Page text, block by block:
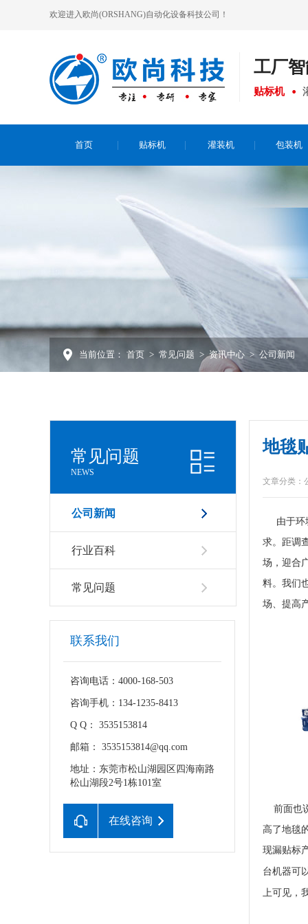
欢迎进入欧尚(ORSHANG)自动化设备科技公司！
工厂
贴标机
首页 贴标机 灌装机 包装机
当前位置： 首页 > 常见问题 > 资讯中心 > 公司新闻
常见问题
NEWS
公司新闻
行业百科
常见问题
联系我们
咨询电话：4000-168-503
咨询手机：134-1235-8413
Q Q： 3535153814
邮箱： 3535153814@qq.com
地址：东莞市松山湖园区四海南路
松山湖段2号1栋101室
在线咨询
地毯
文章分类：
由于环
求。距调
场，迎合
料。我们
场、提高
前面也
高了地毯
现漏贴标
台机器可
上可见，